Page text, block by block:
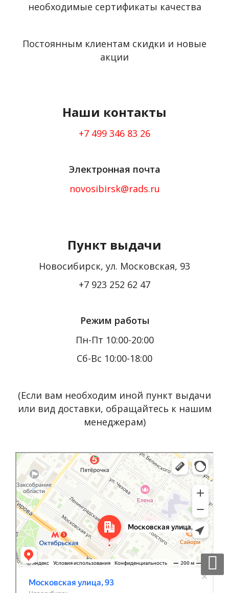
необходимые сертификаты качества
Постоянным клиентам скидки и новые
акции
Наши контакты
+7 499 346 83 26
Электронная почта
novosibirsk@rads.ru
Пункт выдачи
Новосибирск, ул. Московская, 93
+7 923 252 62 47
Режим работы
Пн-Пт 10:00-20:00
Сб-Вс 10:00-18:00
(Если вам необходим иной пункт выдачи
или вид доставки, обращайтесь к нашим
менеджерам)
Новосибирск
Московская улица, 93 на карте Новосибирска, ближайшее
метро Октябрьская — Яндекс Карты